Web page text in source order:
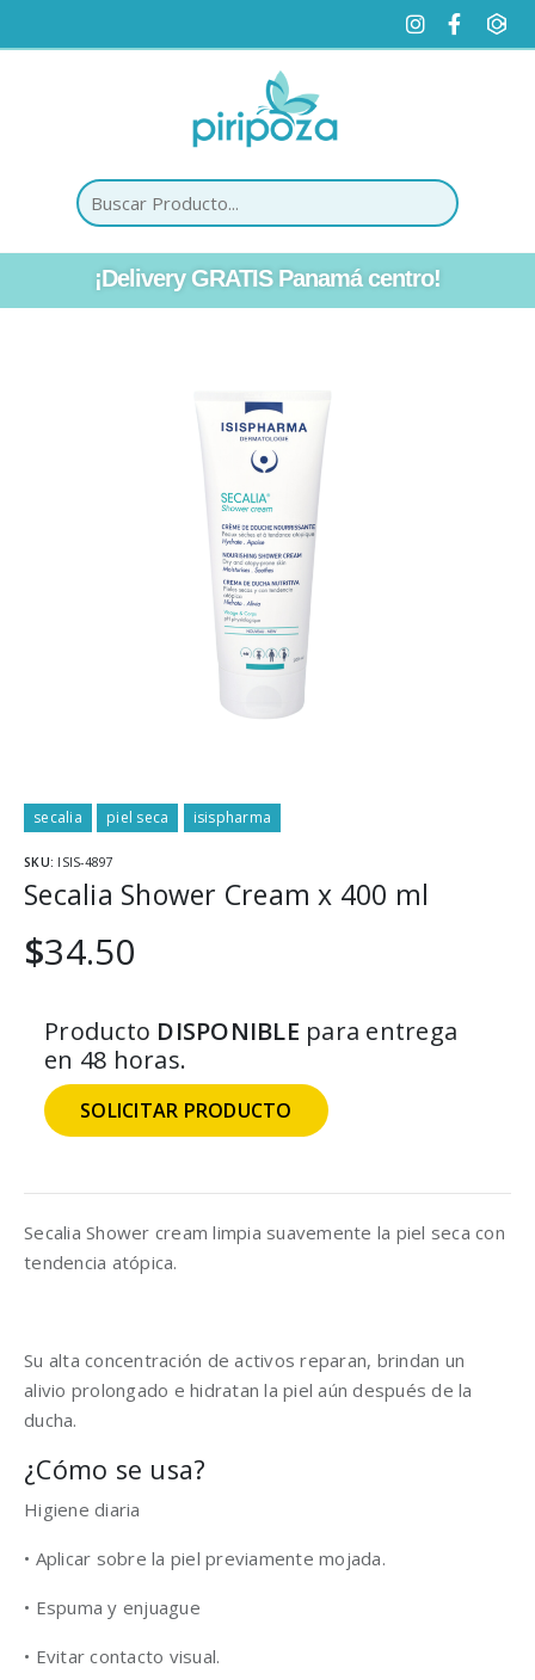
¡Delivery GRATIS Panamá centro!
secalia piel seca isispharma
SKU: ISIS-4897
Secalia Shower Cream x 400 ml
$34.50
Producto DISPONIBLE para entrega
en 48 horas.
SOLICITAR PRODUCTO
Secalia Shower cream limpia suavemente la piel seca con
tendencia atópica.
Su alta concentración de activos reparan, brindan un
alivio prolongado e hidratan la piel aún después de la
ducha.
¿Cómo se usa?
Higiene diaria
• Aplicar sobre la piel previamente mojada.
• Espuma y enjuague
• Evitar contacto visual.